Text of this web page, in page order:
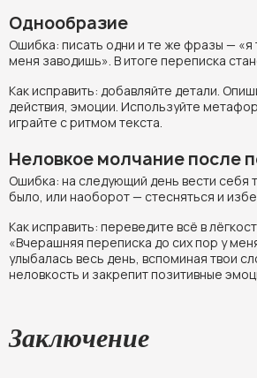
Однообразие
Ошибка: писать одни и те же фразы — «я
меня заводишь». В итоге переписка
Как исправить: добавляйте детали.
действия, эмоции. Используйте
играйте с ритмом текста.
Неловкое молчание после
Ошибка: на следующий день вести себя
было, или наоборот — стесняться и
Как исправить: переведите всё в
«Вчерашняя переписка до сих пор у
улыбалась весь день, вспоминая твои
неловкость и закрепит позитивные
Заключение